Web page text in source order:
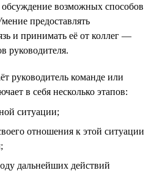
возможных способов
предоставлять
и принимать её от коллег —
руководителя.
руководитель команде или
в себя несколько этапов:
ситуации;
отношения к этой ситуации
дальнейших действий